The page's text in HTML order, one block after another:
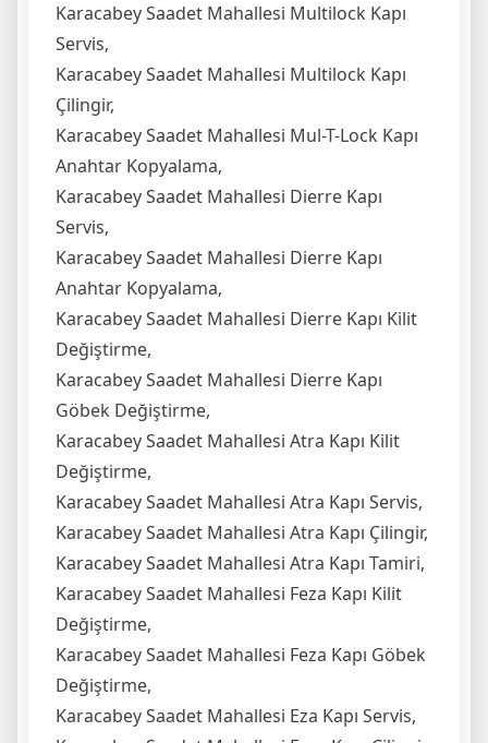
Karacabey Saadet Mahallesi Multilock Kapı
Servis,
Karacabey Saadet Mahallesi Multilock Kapı
Çilingir,
Karacabey Saadet Mahallesi Mul-T-Lock Kapı
Anahtar Kopyalama,
Karacabey Saadet Mahallesi Dierre Kapı
Servis,
Karacabey Saadet Mahallesi Dierre Kapı
Anahtar Kopyalama,
Karacabey Saadet Mahallesi Dierre Kapı Kilit
Değiştirme,
Karacabey Saadet Mahallesi Dierre Kapı
Göbek Değiştirme,
Karacabey Saadet Mahallesi Atra Kapı Kilit
Değiştirme,
Karacabey Saadet Mahallesi Atra Kapı Servis,
Karacabey Saadet Mahallesi Atra Kapı Çilingir,
Karacabey Saadet Mahallesi Atra Kapı Tamiri,
Karacabey Saadet Mahallesi Feza Kapı Kilit
Değiştirme,
Karacabey Saadet Mahallesi Feza Kapı Göbek
Değiştirme,
Karacabey Saadet Mahallesi Eza Kapı Servis,